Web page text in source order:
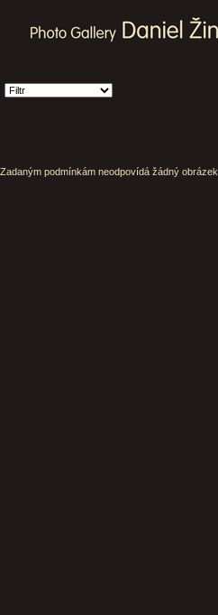
Zadaným podmínkám neodpovídá žádný obrázek